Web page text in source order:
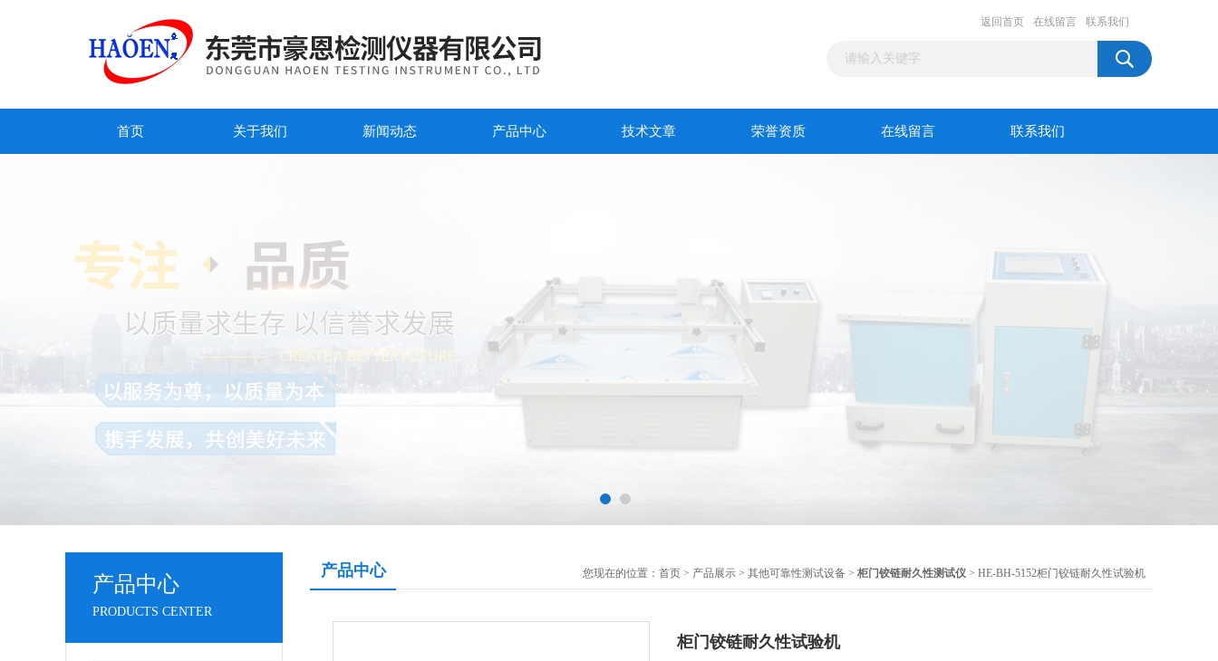
返回首页 在线留言 联系我们
首页 关于我们 新闻动态 产品中心 技术文章 荣誉资质 在线留言 联系我们
产品中心
PRODUCTS CENTER
产品中心 您现在的位置： 首页 > 产品展示 > 其他可靠性测试设备 > 柜门铰链耐久性测试仪 > HE-BH-5152柜门铰链耐久性试验机
柜门铰链耐久性试验机